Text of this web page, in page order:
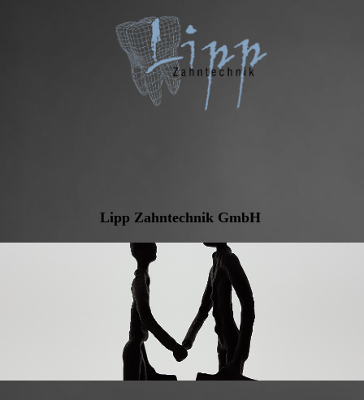
Lipp Zahntechnik GmbH